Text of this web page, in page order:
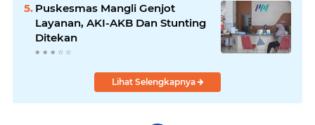
Puskesmas Mangli Genjot
Layanan, AKI-AKB Dan Stunting
Ditekan
Lihat Selengkapnya